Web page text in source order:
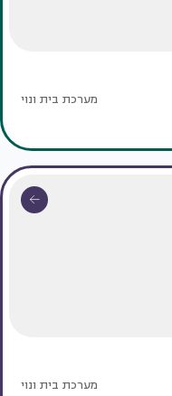
מערכת בית ונוי
מערכת בית ונוי